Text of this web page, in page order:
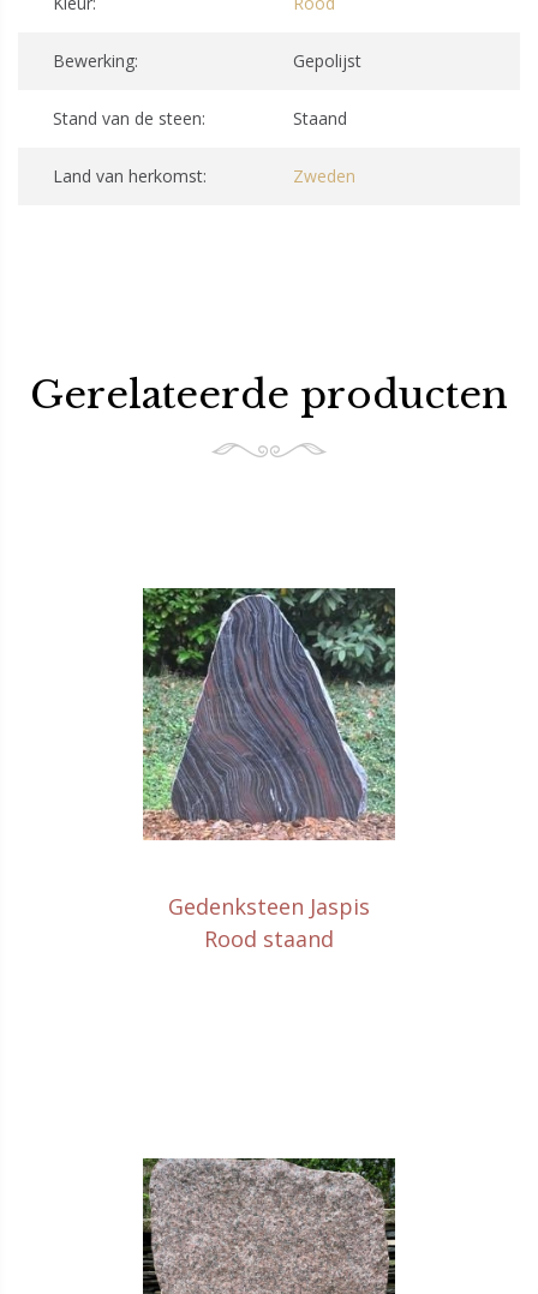
Bewerking: Gepolijst
Stand van de steen: Staand
Land van herkomst: Zweden
Gerelateerde producten
Gedenksteen Jaspis
Rood staand